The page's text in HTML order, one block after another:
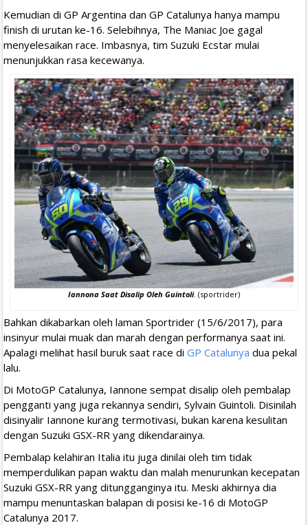
Kemudian di GP Argentina dan GP Catalunya hanya mampu
finish di urutan ke-16. Selebihnya, The Maniac Joe gagal
menyelesaikan race. Imbasnya, tim Suzuki Ecstar mulai
menunjukkan rasa kecewanya.
Iannona Saat Disalip Oleh Guintoli. (sportrider)
Bahkan dikabarkan oleh laman Sportrider (15/6/2017), para
insinyur mulai muak dan marah dengan performanya saat ini.
Apalagi melihat hasil buruk saat race di GP Catalunya dua pekal
lalu.
Di MotoGP Catalunya, Iannone sempat disalip oleh pembalap
pengganti yang juga rekannya sendiri, Sylvain Guintoli. Disinilah
disinyalir Iannone kurang termotivasi, bukan karena kesulitan
dengan Suzuki GSX-RR yang dikendarainya.
Pembalap kelahiran Italia itu juga dinilai oleh tim tidak
memperdulikan papan waktu dan malah menurunkan kecepatan
Suzuki GSX-RR yang ditungganginya itu. Meski akhirnya dia
mampu menuntaskan balapan di posisi ke-16 di MotoGP
Catalunya 2017.